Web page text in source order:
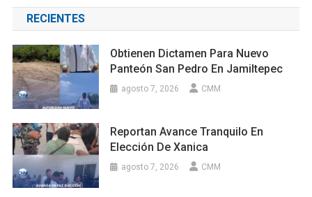
RECIENTES
Obtienen Dictamen Para Nuevo
Panteón San Pedro En Jamiltepec
agosto 7, 2026 CMM
Reportan Avance Tranquilo En
Elección De Xanica
agosto 7, 2026 CMM